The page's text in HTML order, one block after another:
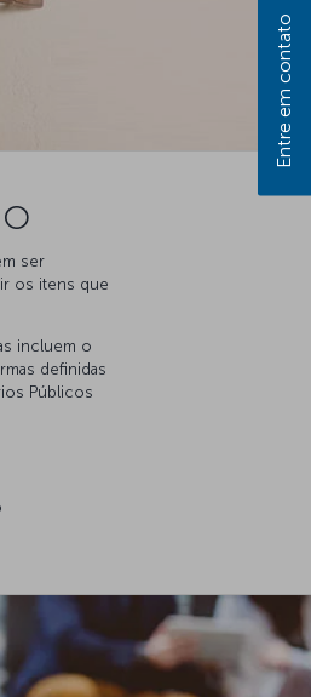
ser
os itens que
incluem o
definidas
Públicos
Entre em contato